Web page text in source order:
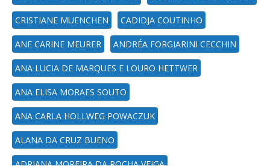
CRISTIANE MUENCHEN CADIDJA COUTINHO
ANE CARINE MEURER ANDRÉA FORGIARINI CECCHIN
ANA LUCIA DE MARQUES E LOURO HETTWER
ANA ELISA MORAES SOUTO
ANA CARLA HOLLWEG POWACZUK
ALANA DA CRUZ BUENO